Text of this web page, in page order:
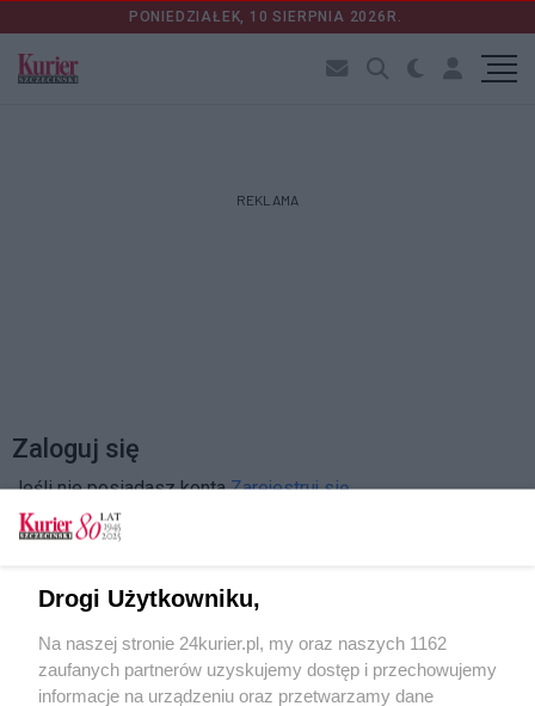
PONIEDZIAŁEK, 10 SIERPNIA 2026R.
REKLAMA
Zaloguj się
Jeśli nie posiadasz kontaZarejestruj się
Drogi Użytkowniku,
Na naszej stronie 24kurier.pl, my oraz naszych 1162
zaufanych partnerów uzyskujemy dostęp i przechowujemy
informacje na urządzeniu oraz przetwarzamy dane